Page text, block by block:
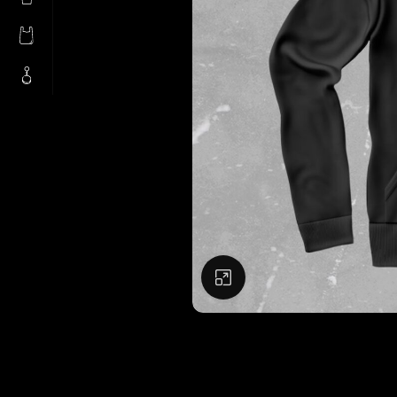
Натисніть, щоб